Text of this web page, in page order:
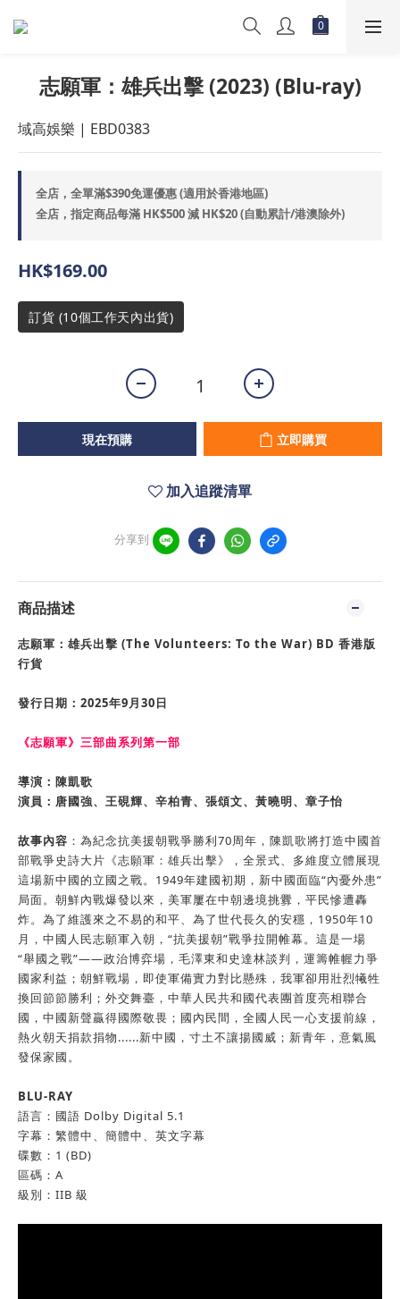
志願軍：雄兵出擊 (2023) (Blu-ray)
域高娛樂 | EBD0383
全店，全單滿$390免運優惠 (適用於香港地區)
全店，指定商品每滿 HK$500 減 HK$20 (自動累計/港澳除外)
HK$169.00
訂貨 (10個工作天內出貨)
現在預購 立即購買
加入追蹤清單
分享到
商品描述
志願軍：雄兵出擊 (The Volunteers: To the War) BD 香港版
行貨
發行日期：2025年9月30日
《志願軍》三部曲系列第一部
導演：陳凱歌
演員：唐國強、王硯輝、辛柏青、張頌文、黃曉明、章子怡
故事內容 ：為紀念抗美援朝戰爭勝利70周年，陳凱歌將打造中國首
部戰爭史詩大片《志願軍：雄兵出擊》，全景式、多維度立體展現
這場新中國的立國之戰。1949年建國初期，新中國面臨“內憂外患”
局面。朝鮮內戰爆發以來，美軍屢在中朝邊境挑釁，平民慘遭轟
炸。為了維護來之不易的和平、為了世代長久的安穩，1950年10
月，中國人民志願軍入朝，“抗美援朝”戰爭拉開帷幕。這是一場
“舉國之戰”——政治博弈場，毛澤東和史達林談判，運籌帷幄力爭
國家利益；朝鮮戰場，即使軍備實力對比懸殊，我軍卻用壯烈犧牲
換回節節勝利；外交舞臺，中華人民共和國代表團首度亮相聯合
國，中國新聲贏得國際敬畏；國內民間，全國人民一心支援前線，
熱火朝天捐款捐物......新中國，寸土不讓揚國威；新青年，意氣風
發保家國。
BLU-RAY
語言：國語 Dolby Digital 5.1
字幕：繁體中、簡體中、英文字幕
碟數：1 (BD)
區碼：A
級別：IIB 級